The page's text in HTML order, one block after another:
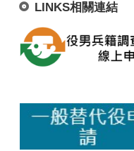
LINKS相關連結